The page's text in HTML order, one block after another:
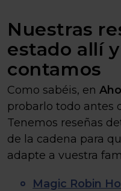
Nuestras
estado allí
contamos
Como sabéis, en
probarlo todo antes
Tenemos reseñas
de la cadena para
adapte a vuestra
Magic Robin